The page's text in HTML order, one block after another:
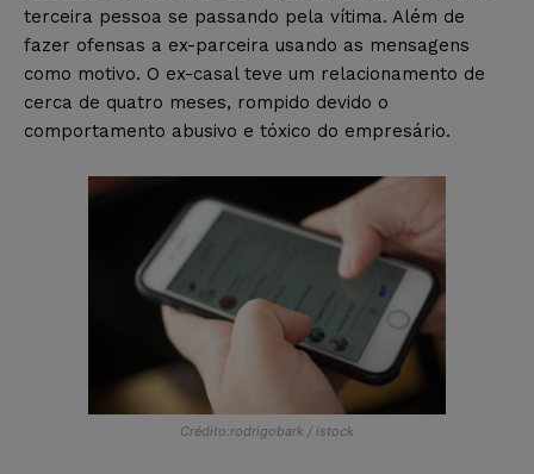
terceira pessoa se passando pela vítima. Além de
fazer ofensas a ex-parceira usando as mensagens
como motivo. O ex-casal teve um relacionamento de
cerca de quatro meses, rompido devido o
comportamento abusivo e tóxico do empresário.
Crédito:rodrigobark / istock